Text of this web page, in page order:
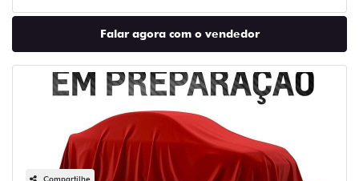
Falar agora com o vendedor
Compartilhe